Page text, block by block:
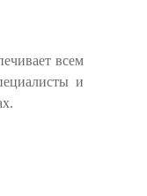
всем
и